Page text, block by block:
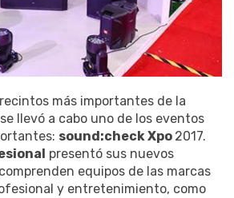
recintos más importantes de la
llevó a cabo uno de los eventos
sound:check Xpo 2017.
presentó sus nuevos
equipos de las marcas
y entretenimiento, como